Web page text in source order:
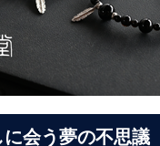
会う夢の不思議